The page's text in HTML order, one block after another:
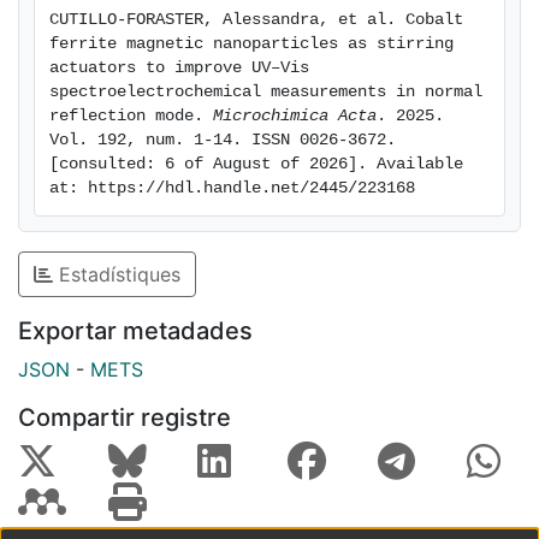
mass transport toward the electrode. This accelerates
diffusion layer renewal, leading to a noticeableincrease
of both electrochemical and optical signals.
CUTILLO‑FORASTER, Alessandra, et al. Cobalt
ferrite magnetic nanoparticles as stirring
actuators to improve UV–Vis
spectroelectrochemical measurements in normal
reflection mode. Microchimica Acta . 2025.
Vol. 192, num. 1-14. ISSN 0026-3672.
[consulted: 6 of August of 2026]. Available
at: https://hdl.handle.net/2445/223168
Estadístiques
Exportar metadades
JSON - METS
Compartir registre